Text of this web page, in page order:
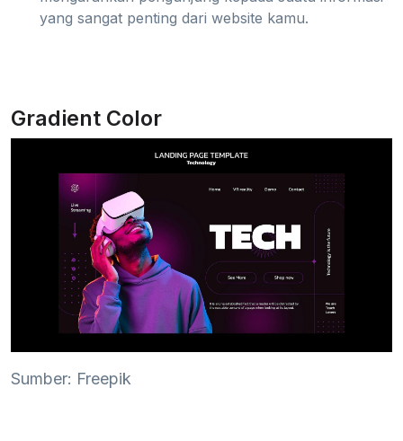
yang sangat penting dari website kamu.
Gradient Color
Sumber: Freepik